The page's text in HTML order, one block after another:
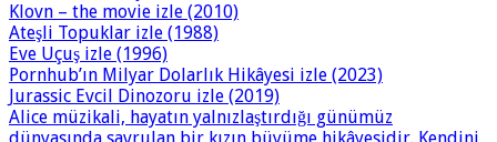
Klovn – the movie izle (2010)
Ateşli Topuklar izle (1988)
Eve Uçuş izle (1996)
Pornhub’ın Milyar Dolarlık Hikâyesi izle (2023)
Jurassic Evcil Dinozoru izle (2019)
Alice müzikali, hayatın yalnızlaştırdığı günümüz